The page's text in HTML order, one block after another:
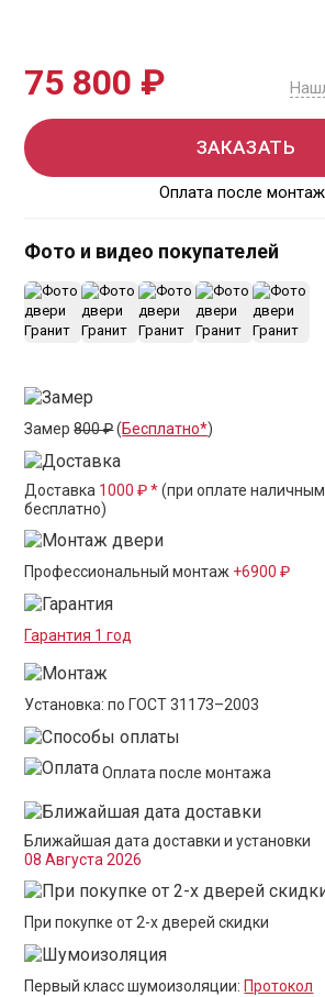
75 800 ₽
ЗАКАЗАТЬ
Оплата после
Фото и видео покупателей
Замер800 ₽(Бесплатно*)
Доставка 1000 ₽ *(при оплате
бесплатно)
Профессиональный монтаж +6900 ₽
Гарантия 1 год
Установка: по ГОСТ 31173–2003
Оплата после монтажа
Ближайшая дата доставки и установки
08 Августа 2026
При покупке от 2-х дверей скидки
Первый класс шумоизоляции: Протокол